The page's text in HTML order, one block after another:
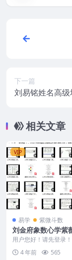
下一篇
刘易铭姓名高
相关文章
VIP
易学 紫微斗数
刘金府象数心学紫
频+录音+文档
用户您好！请先登录
刘金府象数心学紫薇
音+文档 刘...
4 年前 565